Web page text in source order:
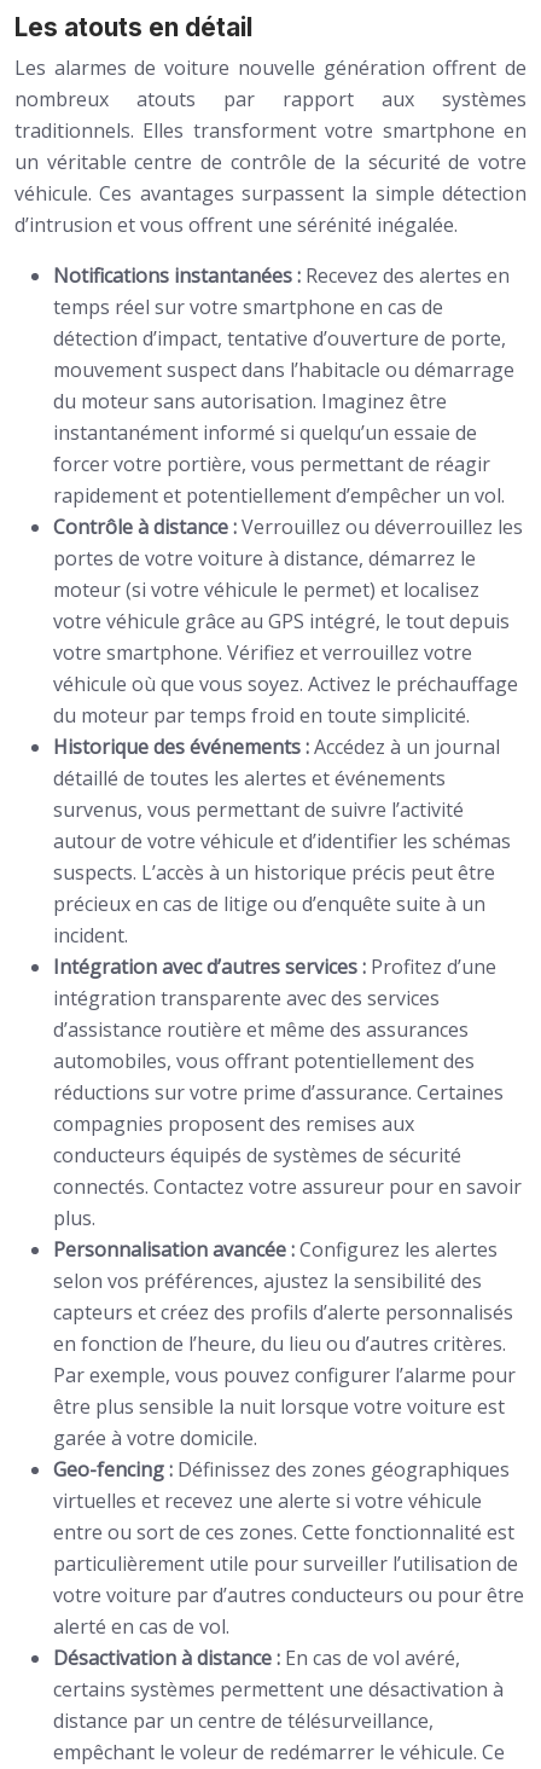
Les atouts en détail
Les alarmes de voiture nouvelle génération offrent de
nombreux atouts par rapport aux systèmes
traditionnels. Elles transforment votre smartphone en
un véritable centre de contrôle de la sécurité de votre
véhicule. Ces avantages surpassent la simple détection
d’intrusion et vous offrent une sérénité inégalée.
Notifications instantanées : Recevez des alertes en
temps réel sur votre smartphone en cas de
détection d’impact, tentative d’ouverture de porte,
mouvement suspect dans l’habitacle ou démarrage
du moteur sans autorisation. Imaginez être
instantanément informé si quelqu’un essaie de
forcer votre portière, vous permettant de réagir
rapidement et potentiellement d’empêcher un vol.
Contrôle à distance :Verrouillez ou déverrouillez les
portes de votre voiture à distance, démarrez le
moteur (si votre véhicule le permet) et localisez
votre véhicule grâce au GPS intégré, le tout depuis
votre smartphone. Vérifiez et verrouillez votre
véhicule où que vous soyez. Activez le préchauffage
du moteur par temps froid en toute simplicité.
Historique des événements :Accédez à un journal
détaillé de toutes les alertes et événements
survenus, vous permettant de suivre l’activité
autour de votre véhicule et d’identifier les schémas
suspects. L’accès à un historique précis peut être
précieux en cas de litige ou d’enquête suite à un
incident.
Intégration avec d’autres services : Profitez d’une
intégration transparente avec des services
d’assistance routière et même des assurances
automobiles, vous offrant potentiellement des
réductions sur votre prime d’assurance. Certaines
compagnies proposent des remises aux
conducteurs équipés de systèmes de sécurité
connectés. Contactez votre assureur pour en savoir
plus.
Personnalisation avancée :Configurez les alertes
selon vos préférences, ajustez la sensibilité des
capteurs et créez des profils d’alerte personnalisés
en fonction de l’heure, du lieu ou d’autres critères.
Par exemple, vous pouvez configurer l’alarme pour
être plus sensible la nuit lorsque votre voiture est
garée à votre domicile.
Geo-fencing : Définissez des zones géographiques
virtuelles et recevez une alerte si votre véhicule
entre ou sort de ces zones. Cette fonctionnalité est
particulièrement utile pour surveiller l’utilisation de
votre voiture par d’autres conducteurs ou pour être
alerté en cas de vol.
Désactivation à distance : En cas de vol avéré,
certains systèmes permettent une désactivation à
distance par un centre de télésurveillance,
empêchant le voleur de redémarrer le véhicule. Ce